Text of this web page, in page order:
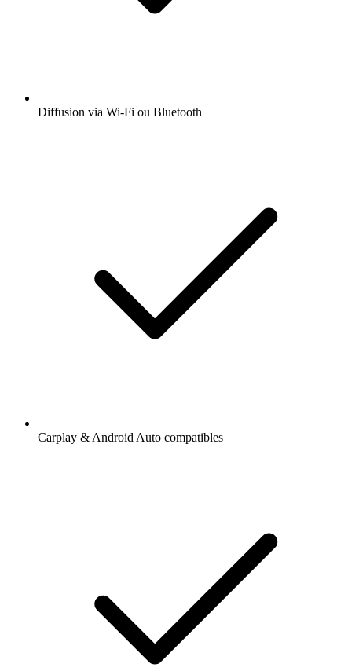
Diffusion via Wi-Fi ou Bluetooth
Carplay & Android Auto compatibles